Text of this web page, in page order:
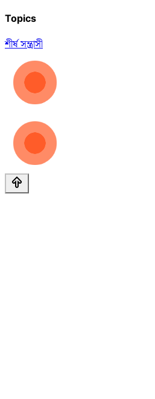
Topics
শীর্ষ সন্ত্রাসী